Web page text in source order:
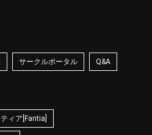
サークルポータル Q&A
ィア[Fantia]